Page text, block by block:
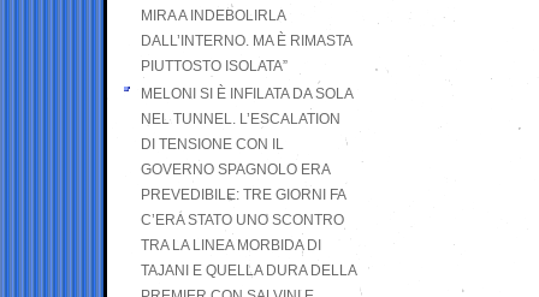
MIRA A INDEBOLIRLA
DALL’INTERNO. MA È RIMASTA
PIUTTOSTO ISOLATA”
MELONI SI È INFILATA DA SOLA
NEL TUNNEL. L’ESCALATION
DI TENSIONE CON IL
GOVERNO SPAGNOLO ERA
PREVEDIBILE: TRE GIORNI FA
C’ERA STATO UNO SCONTRO
TRA LA LINEA MORBIDA DI
TAJANI E QUELLA DURA DELLA